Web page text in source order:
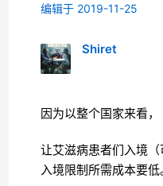
编辑于 2019-11-25
Shiret
因为以整个国家来看，
让艾滋病患者们入境
入境限制所需成本要低